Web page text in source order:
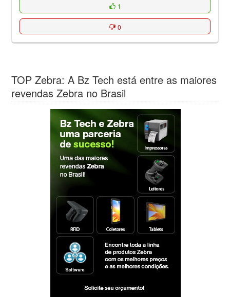
1
0
TOP Zebra: A Bz Tech está entre as maiores
revendas Zebra no Brasil